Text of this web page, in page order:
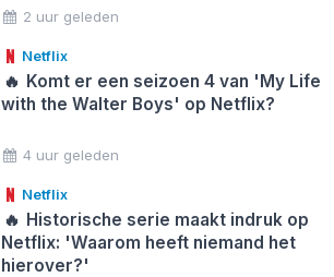
2 uur geleden
Netflix
🔥 Komt er een seizoen 4 van 'My Life
with the Walter Boys' op Netflix?
4 uur geleden
Netflix
🔥 Historische serie maakt indruk op
Netflix: 'Waarom heeft niemand het
hierover?'